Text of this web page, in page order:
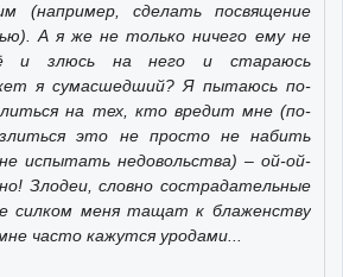
(например, сделать посвящение
А я же не только ничего ему не
и злюсь на него и стараюсь
я сумасшедший? Я пытаюсь по-
на тех, кто вредит мне (по-
это не просто не набить
испытать недовольства) – ой-ой-
Злодеи, словно сострадательные
силком меня тащат к блаженству
часто кажутся уродами...